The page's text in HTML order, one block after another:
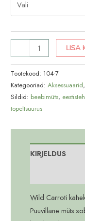
k/s
müts
kogus
LISA
Tootekood: 104-7
Kategooriad:Aksessuaarid,
Sildid: beebimüts,
topeltsuurus
KIRJELDUS
Wild Carroti
Puuvillane müts